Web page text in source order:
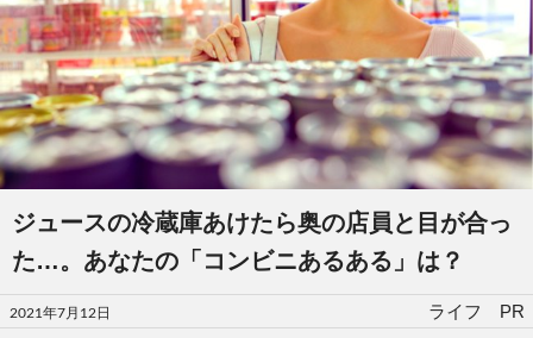
ジュースの冷蔵庫あけたら奥の店員と目が合っ
た…。あなたの「コンビニあるある」は？
投
稿
2021年7月12日 ライフ PR